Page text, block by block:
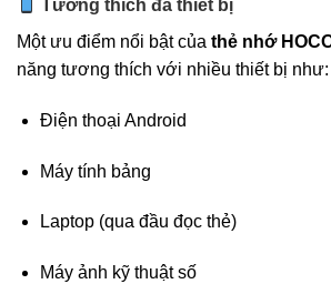
Tương thích đa thiết bị
Một ưu điểm nổi bật của thẻ nhớ
năng tương thích với nhiều thiết bị như:
Điện thoại Android
Máy tính bảng
Laptop (qua đầu đọc thẻ)
Máy ảnh kỹ thuật số